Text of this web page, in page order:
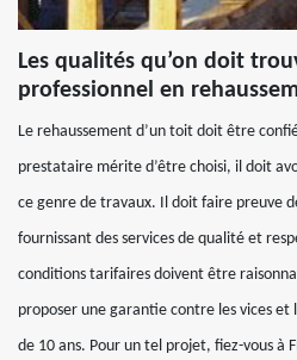
Les qualités qu’on doit
professionnel en
Le rehaussement d’un toit doit être
prestataire mérite d’être choisi, il doit
ce genre de travaux. Il doit faire preuve
fournissant des services de qualité et
conditions tarifaires doivent être
proposer une garantie contre les vices et
de 10 ans. Pour un tel projet, fiez-vous à